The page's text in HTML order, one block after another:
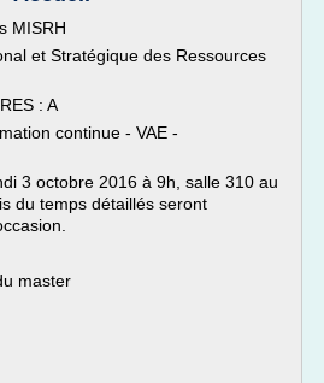
MISRH
et Stratégique des Ressources
: A
continue - VAE -
3 octobre 2016 à 9h, salle 310 au
du temps détaillés seront
master